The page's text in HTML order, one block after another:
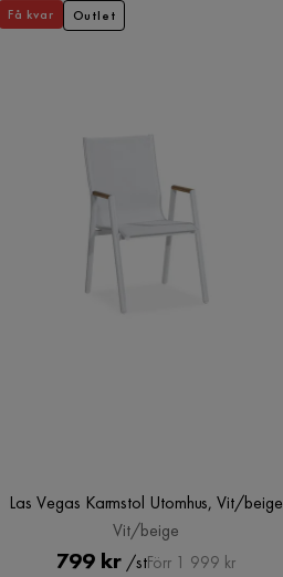
Las Vegas Karmstol Utomhus, Vit/beige
Vit/beige
Pris
799 kr /stOriginal
Förr 1 999 kr
Få kvar Outlet